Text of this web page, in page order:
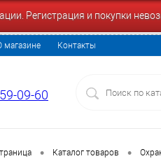
Регистрация и покупки
магазине Контакты
09-60
• Каталог товаров •